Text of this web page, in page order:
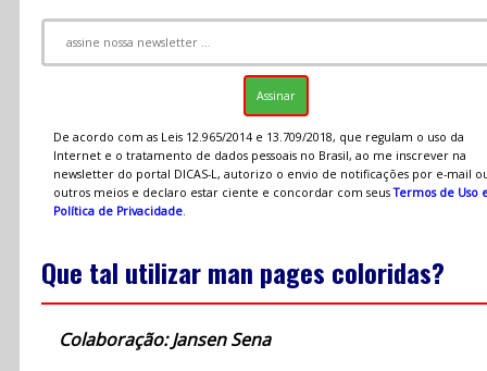
De acordo com as Leis 12.965/2014 e 13.709/2018, que regulam o uso da
Internet e o tratamento de dados pessoais no Brasil, ao me inscrever na
newsletter do portal DICAS-L, autorizo o envio de notificações por e-mail
outros meios e declaro estar ciente e concordar com seusTermos de Uso
Política de Privacidade.
Que tal utilizar man pages coloridas?
Colaboração: Jansen Sena